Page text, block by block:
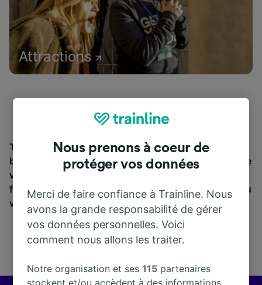
Attractions
Trouvez les informations essentielles et réservez vos
billets de train à partir de et jusqu'à Kopidlno. Trainline
vous emmène dans 45 pays avec 270 compagnies
ferroviaires et de bus, dontSNCF . Découvrez jusqu’où
vous pouvez voyager avec Trainline aujourd’hui.
Nous prenons à coeur de
protéger vos données
Merci de faire confiance à Trainline. Nous
avons la grande responsabilité de gérer
vos données personnelles. Voici
comment nous allons les traiter.
Notre organisation et ses115 partenaires
stockent et/ou accèdent à des informations,